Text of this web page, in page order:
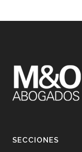
SECCIONES